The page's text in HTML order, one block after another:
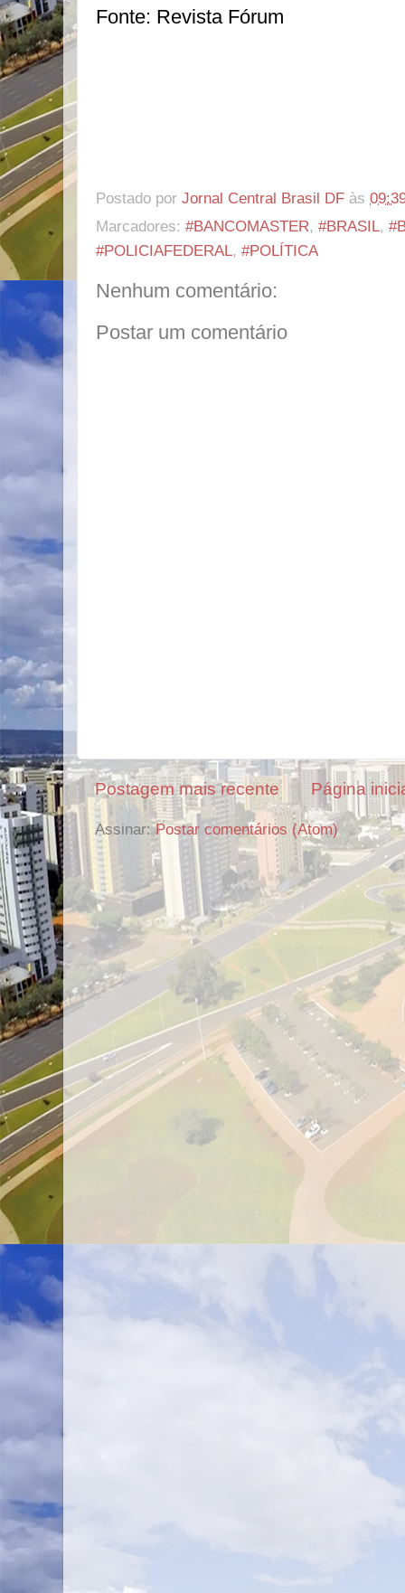
Fonte: Revista Fórum
Postado por Jornal Central Brasil DF às
Marcadores: #BANCOMASTER, #BRASIL,
#POLICIAFEDERAL, #POLÍTICA
Nenhum comentário:
Postar um comentário
Postagem mais recente Página
Assinar:Postar comentários (Atom)